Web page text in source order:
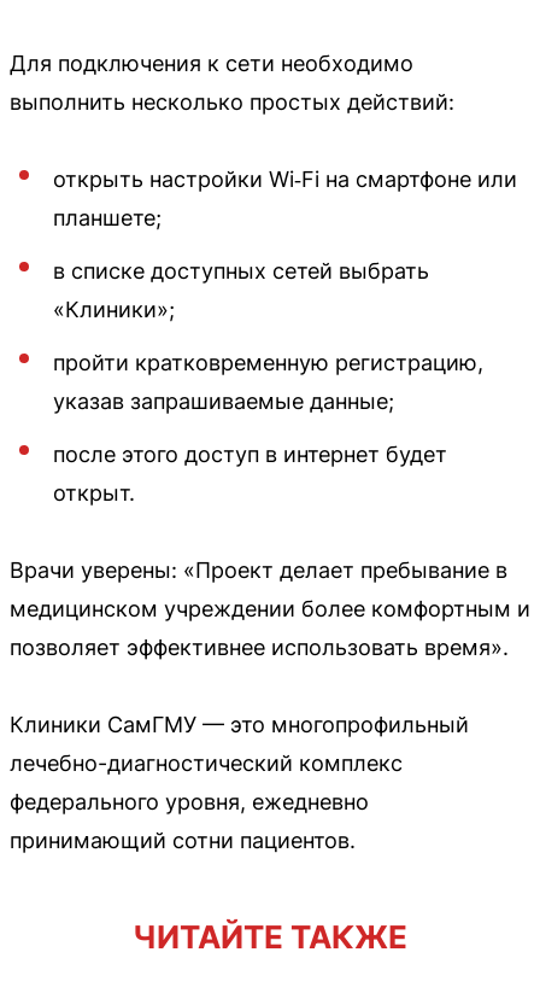
Для подключения к сети необходимо
выполнить несколько простых действий:
открыть настройки Wi‑Fi на смартфоне или
планшете;
в списке доступных сетей выбрать
«Клиники»;
пройти кратковременную регистрацию,
указав запрашиваемые данные;
после этого доступ в интернет будет
открыт.
Врачи уверены: «Проект делает пребывание в
медицинском учреждении более комфортным и
позволяет эффективнее использовать время».
Клиники СамГМУ — это многопрофильный
лечебно-диагностический комплекс
федерального уровня, ежедневно
принимающий сотни пациентов.
ЧИТАЙТЕ ТАКЖЕ